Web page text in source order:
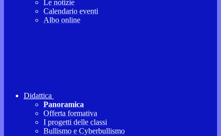
Le notizie
Calendario eventi
Albo online
Didattica
Panoramica
Offerta formativa
I progetti delle classi
Bullismo e Cyberbullismo